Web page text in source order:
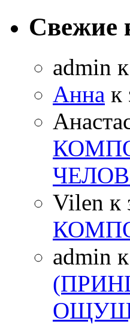
Свежие
admin
Анна к
Vilen к
admin